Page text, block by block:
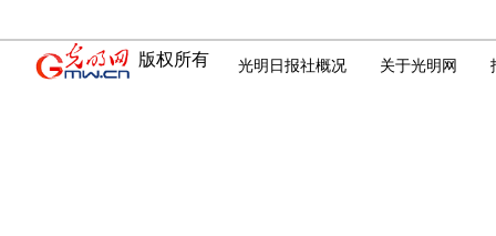
版权所有 光明日报社概况 关于光明网